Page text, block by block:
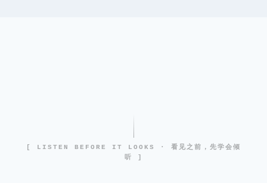
[ LISTEN BEFORE IT LOOKS · 看见之前，先学会倾
听 ]